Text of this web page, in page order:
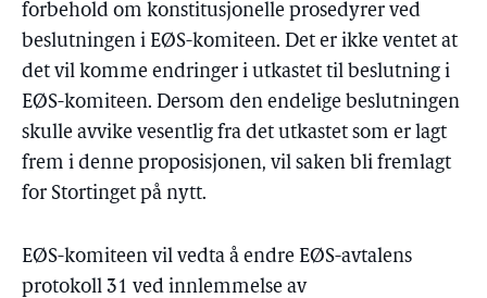
forbehold om konstitusjonelle prosedyrer ved
beslutningen i EØS-komiteen. Det er ikke ventet at
det vil komme endringer i utkastet til beslutning i
EØS-komiteen. Dersom den endelige beslutningen
skulle avvike vesentlig fra det utkastet som er lagt
frem i denne proposisjonen, vil saken bli fremlagt
for Stortinget på nytt.
EØS-komiteen vil vedta å endre EØS-avtalens
protokoll 31 ved innlemmelse av